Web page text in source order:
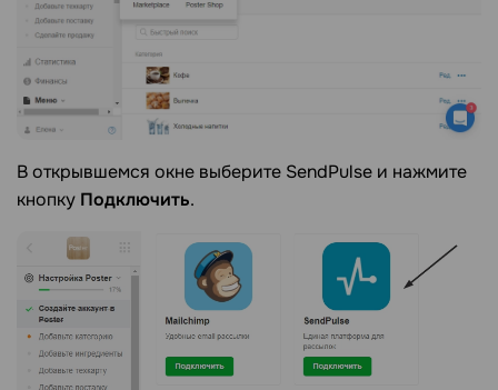
В открывшемся окне выберите SendPulse и нажмите
кнопку Подключить.